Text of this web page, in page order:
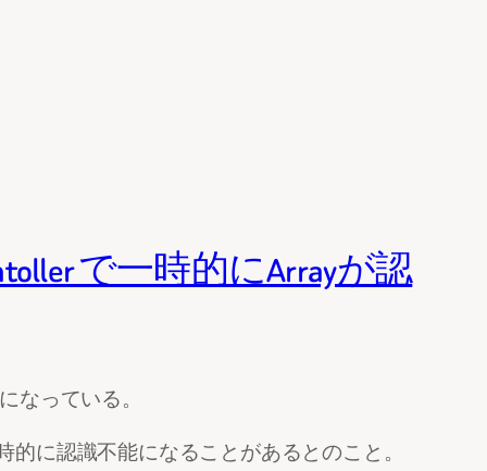
で一時的にArrayが認
っている。
に認識不能になることがあるとのこと。